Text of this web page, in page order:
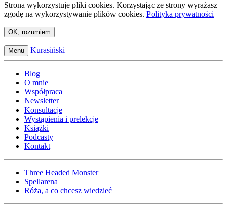
Strona wykorzystuje pliki cookies. Korzystając ze strony wyrażasz
zgodę na wykorzystywanie plików cookies. Polityka prywatności
OK, rozumiem
Menu Kurasiński
Blog
O mnie
Współpraca
Newsletter
Konsultacje
Wystąpienia i prelekcje
Książki
Podcasty
Kontakt
Three Headed Monster
Spellarena
Róża, a co chcesz wiedzieć